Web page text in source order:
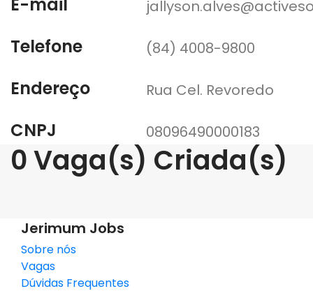
Telefone (84) 4008-9800
Endereço Rua Cel. Revoredo
CNPJ 08096490000183
0 Vaga(s) Criada(s)
Jerimum Jobs
Sobre nós
Vagas
Dúvidas Frequentes